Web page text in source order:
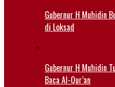
Gubernur H Muhidin
di Loksad
Gubernur H Muhidin
Baca Al-Qur’an